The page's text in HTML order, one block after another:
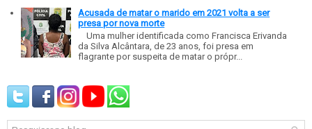
Acusada de matar o marido em 2021 volta a ser
presa por nova morte
Uma mulher identificada como Francisca Erivanda
da Silva Alcântara, de 23 anos, foi presa em
flagrante por suspeita de matar o própr...